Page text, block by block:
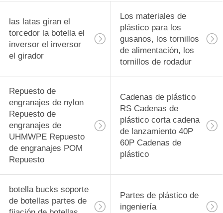
Pistones bujes de
rodamiento
Ingeniería Plásticos
pistones bujes de
rodamiento
PVDF Material de
precisión
Componentes
mecanizados CNC
29
las latas giran el
torcedor la botella el
inversor el inversor
el girador
Los materiales de
plástico para los
gusanos, los tornillos
de alimentación, los
tornillos de rodadur
Repuesto de
engranajes de nylon
Repuesto de
engranajes de
UHMWPE Repuesto
de engranajes POM
Repuesto
Cadenas de plástico
RS Cadenas de
plástico corta cadena
de lanzamiento 40P
60P Cadenas de
plástico
botella bucks soporte
de botellas partes de
Partes de plástico de
ingeniería